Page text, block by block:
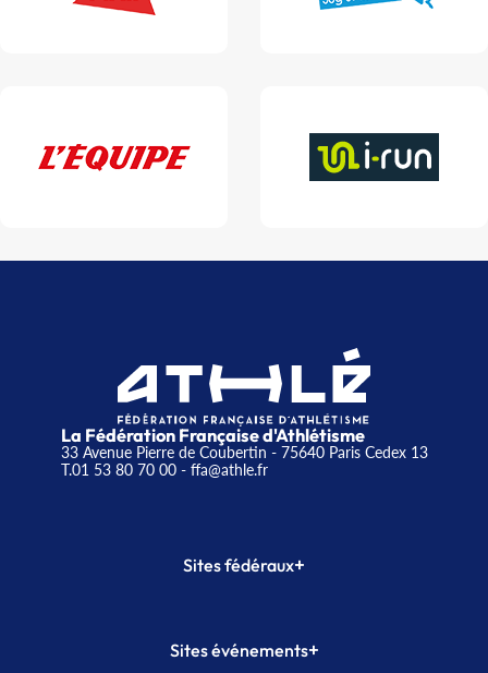
La Fédération Française d'Athlétisme
33 Avenue Pierre de Coubertin - 75640 Paris Cedex 13
T.01 53 80 70 00- ffa@athle.fr
Sites fédéraux+
Plateforme Formation
Sites événements+